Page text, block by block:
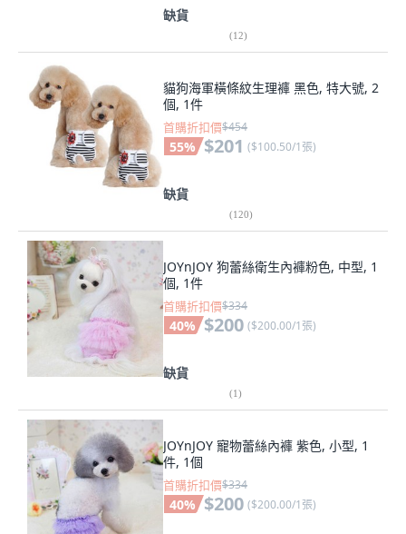
缺貨
(12)
貓狗海軍橫條紋生理褲 黑色, 特大號, 2
個, 1件
首購折扣價$454
55% $201 ($100.50/1張)
缺貨
(120)
JOYnJOY 狗蕾絲衛生內褲粉色, 中型, 1
個, 1件
首購折扣價$334
40% $200 ($200.00/1張)
缺貨
(1)
JOYnJOY 寵物蕾絲內褲 紫色, 小型, 1
件, 1個
首購折扣價$334
40% $200 ($200.00/1張)